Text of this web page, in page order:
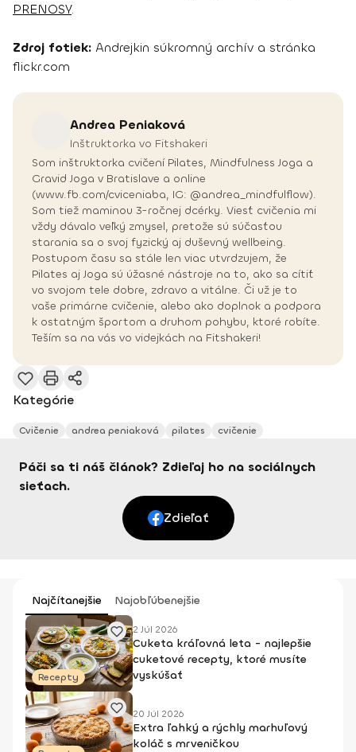
PRENOSY.
Zdroj fotiek: Andrejkin súkromný archív a stránka
flickr.com
Andrea Peniaková
Inštruktorka vo Fitshakeri
Som inštruktorka cvičení Pilates, Mindfulness Joga a
Gravid Joga v Bratislave a online
(www.fb.com/cviceniaba, IG: @andrea_mindfulflow).
Som tiež maminou 3-ročnej dcérky. Viesť cvičenia mi
vždy dávalo veľký zmysel, pretože sú súčasťou
starania sa o svoj fyzický aj duševný wellbeing.
Postupom času sa stále len viac utvrdzujem, že
Pilates aj Joga sú úžasné nástroje na to, ako sa cítiť
vo svojom tele dobre, zdravo a vitálne. Či už je to
vaše primárne cvičenie, alebo ako doplnok a podpora
k ostatným športom a druhom pohybu, ktoré robíte.
Teším sa na vás vo videjkách na Fitshakeri!
Kategórie
Cvičenie andrea peniaková pilates cvičenie
Páči sa ti náš článok? Zdieľaj ho na sociálnych
sieťach.
Zdieľať
Najčítanejšie Najobľúbenejšie
Recepty
2 Júl 2026
Cuketa kráľovná leta - najlepšie
cuketové recepty, ktoré musíte
vyskúšať
20 Júl 2026
Extra ľahký a rýchly marhuľový
koláč s mrveničkou